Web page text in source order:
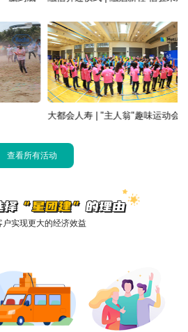
大都会人寿 | "主人翁"趣味运动会
查看所有活动
户实现更大的经济效益